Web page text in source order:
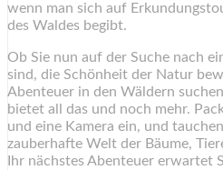
wenn man sich auf
des Waldes begibt.
Ob Sie nun auf der Suche nach
sind, die Schönheit der Natur
Abenteuer in den Wäldern
bietet all das und noch mehr.
und eine Kamera ein, und
zauberhafte Welt der Bäume,
Ihr nächstes Abenteuer erwartet